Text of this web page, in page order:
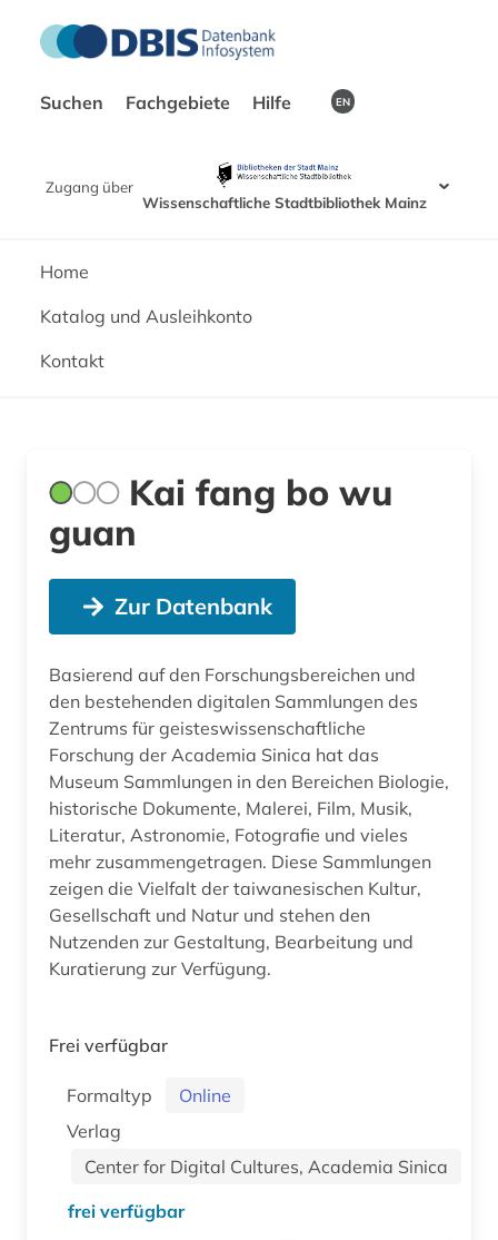
Suchen Fachgebiete Hilfe EN
Zugang über
Wissenschaftliche Stadtbibliothek Mainz
Home
Katalog und Ausleihkonto
Kontakt
Kai fang bo wu
guan
Zur Datenbank
Basierend auf den Forschungsbereichen und
den bestehenden digitalen Sammlungen des
Zentrums für geisteswissenschaftliche
Forschung der Academia Sinica hat das
Museum Sammlungen in den Bereichen Biologie,
historische Dokumente, Malerei, Film, Musik,
Literatur, Astronomie, Fotografie und vieles
mehr zusammengetragen. Diese Sammlungen
zeigen die Vielfalt der taiwanesischen Kultur,
Gesellschaft und Natur und stehen den
Nutzenden zur Gestaltung, Bearbeitung und
Kuratierung zur Verfügung.
Frei verfügbar
Formaltyp
Online
Verlag
Center for Digital Cultures, Academia Sinica
frei verfügbar